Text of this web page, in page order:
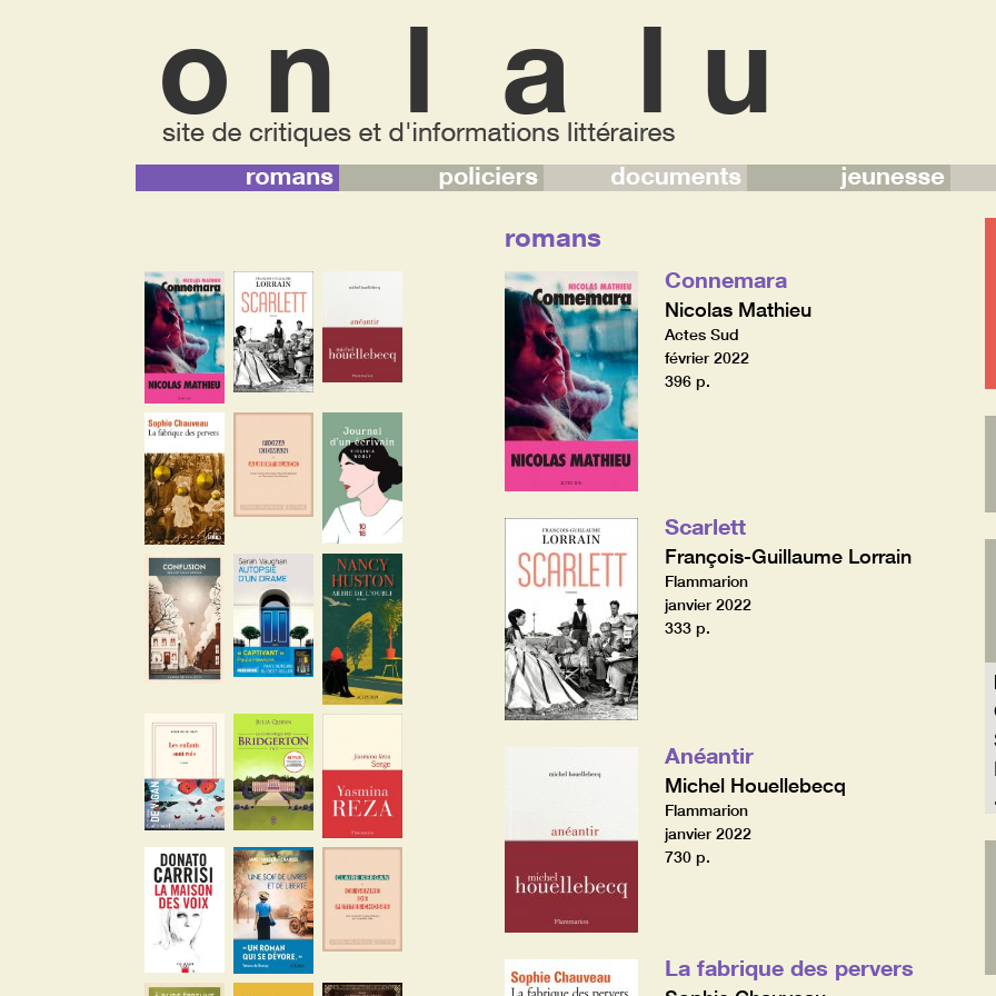
romans
Connemara
Nicolas Mathieu
Actes Sud
février 2022
396 p.
Scarlett
François-Guillaume Lorrain
Flammarion
janvier 2022
333 p.
Anéantir
Michel Houellebecq
Flammarion
janvier 2022
730 p.
La fabrique des pervers